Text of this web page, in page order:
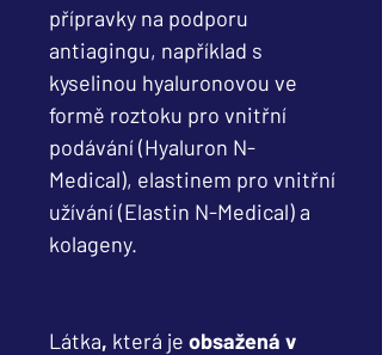
přípravky na podporu
antiagingu, například s
kyselinou hyaluronovou ve
formě roztoku pro vnitřní
podávání (Hyaluron N-
Medical), elastinem pro vnitřní
užívání (Elastin N-Medical) a
kolageny.
Látka, která je obsažená v